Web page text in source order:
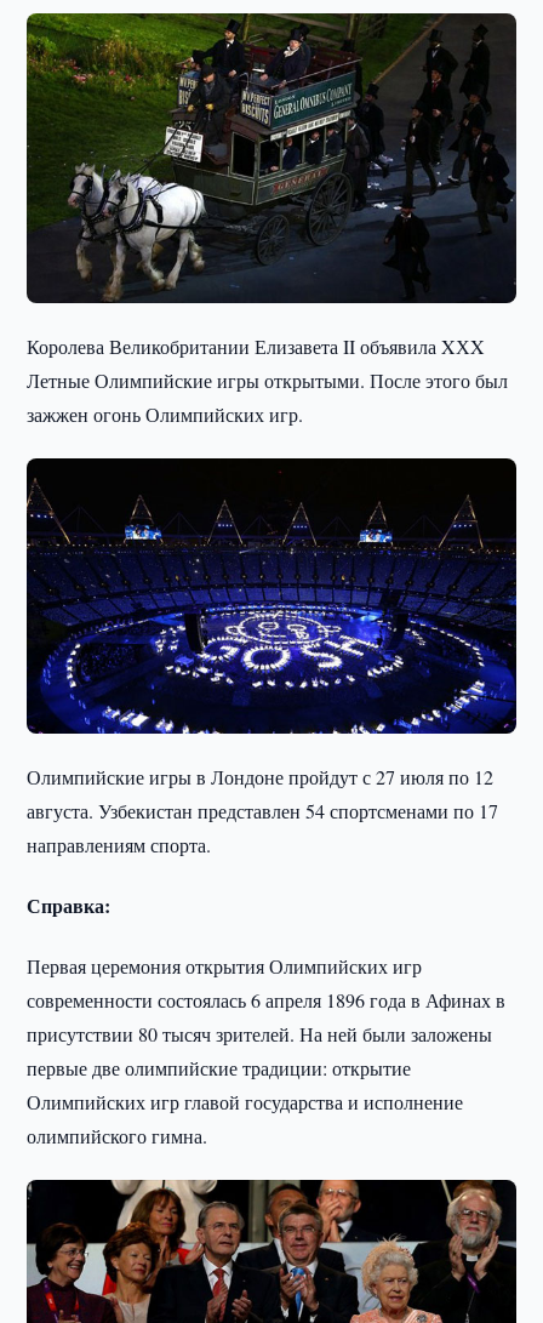
Королева Великобритании Елизавета II объявила XХX
Летные Олимпийские игры открытыми. После этого был
зажжен огонь Олимпийских игр.
Олимпийские игры в Лондоне пройдут с 27 июля по 12
августа. Узбекистан представлен 54 спортсменами по 17
направлениям спорта.
Справка:
Первая церемония открытия Олимпийских игр
современности состоялась 6 апреля 1896 года в Афинах в
присутствии 80 тысяч зрителей. На ней были заложены
первые две олимпийские традиции: открытие
Олимпийских игр главой государства и исполнение
олимпийского гимна.